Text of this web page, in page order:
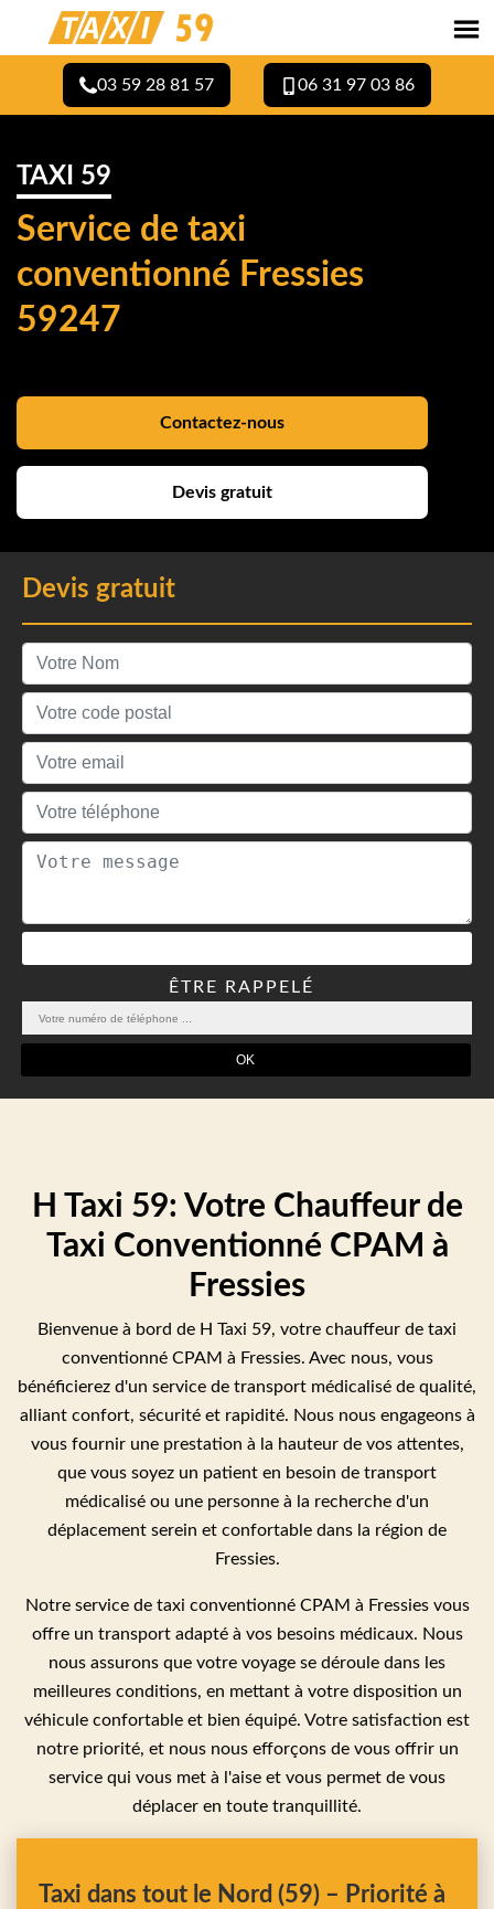
03 59 28 81 57 06 31 97 03 86
TAXI 59
Service de taxi
conventionné Fressies
59247
Contactez-nous
Devis gratuit
Devis gratuit
ÊTRE RAPPELÉ
H Taxi 59: Votre Chauffeur de
Taxi Conventionné CPAM à
Fressies
Bienvenue à bord de H Taxi 59, votre chauffeur de taxi
conventionné CPAM à Fressies. Avec nous, vous
bénéficierez d'un service de transport médicalisé de qualité,
alliant confort, sécurité et rapidité. Nous nous engageons à
vous fournir une prestation à la hauteur de vos attentes,
que vous soyez un patient en besoin de transport
médicalisé ou une personne à la recherche d'un
déplacement serein et confortable dans la région de
Fressies.
Notre service de taxi conventionné CPAM à Fressies vous
offre un transport adapté à vos besoins médicaux. Nous
nous assurons que votre voyage se déroule dans les
meilleures conditions, en mettant à votre disposition un
véhicule confortable et bien équipé. Votre satisfaction est
notre priorité, et nous nous efforçons de vous offrir un
service qui vous met à l'aise et vous permet de vous
déplacer en toute tranquillité.
Taxi dans tout le Nord (59) – Priorité à